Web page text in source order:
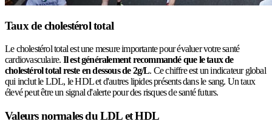
Taux de cholestérol total
Le cholestérol total est une mesure importante pour évaluer votre santé
cardiovasculaire. Il est généralement recommandé que le taux de
cholestérol total reste en dessous de 2g/L. Ce chiffre est un indicateur global
qui inclut le LDL, le HDL et d'autres lipides présents dans le sang. Un taux
élevé peut être un signal d'alerte pour des risques de santé futurs.
Valeurs normales du LDL et HDL